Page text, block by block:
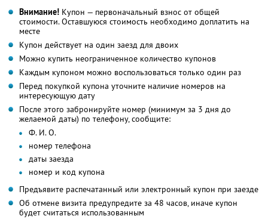
Внимание! Купон — первоначальный взнос от общей
стоимости. Оставшуюся стоимость необходимо доплатить на
месте
Купон действует на один заезд для двоих
Можно купить неограниченное количество купонов
Каждым купоном можно воспользоваться только один раз
Перед покупкой купона уточните наличие номеров на
интересующую дату
После этого забронируйте номер (минимум за 3 дня до
желаемой даты) по телефону, сообщите:
Ф. И. О.
номер телефона
даты заезда
номер и код купона
Предъявите распечатанный или электронный купон при заезде
Об отмене визита предупредите за 48 часов, иначе купон
будет считаться использованным